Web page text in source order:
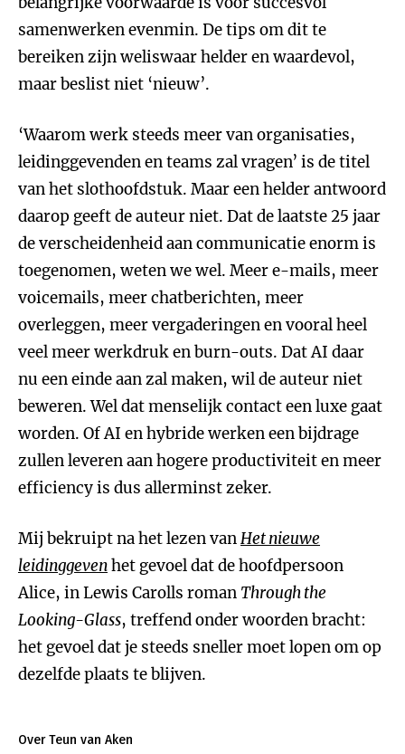
samenwerken evenmin. De tips om dit te
bereiken zijn weliswaar helder en waardevol,
maar beslist niet ‘nieuw’.
‘Waarom werk steeds meer van organisaties,
leidinggevenden en teams zal vragen’ is de titel
van het slothoofdstuk. Maar een helder antwoord
daarop geeft de auteur niet. Dat de laatste 25 jaar
de verscheidenheid aan communicatie enorm is
toegenomen, weten we wel. Meer e-mails, meer
voicemails, meer chatberichten, meer
overleggen, meer vergaderingen en vooral heel
veel meer werkdruk en burn-outs. Dat AI daar
nu een einde aan zal maken, wil de auteur niet
beweren. Wel dat menselijk contact een luxe gaat
worden. Of AI en hybride werken een bijdrage
zullen leveren aan hogere productiviteit en meer
efficiency is dus allerminst zeker.
Mij bekruipt na het lezen vanHet nieuwe
leidinggevenhet gevoel dat de hoofdpersoon
Alice, in Lewis Carolls roman Through the
Looking-Glass, treffend onder woorden bracht:
het gevoel dat je steeds sneller moet lopen om op
dezelfde plaats te blijven.
Over Teun van Aken